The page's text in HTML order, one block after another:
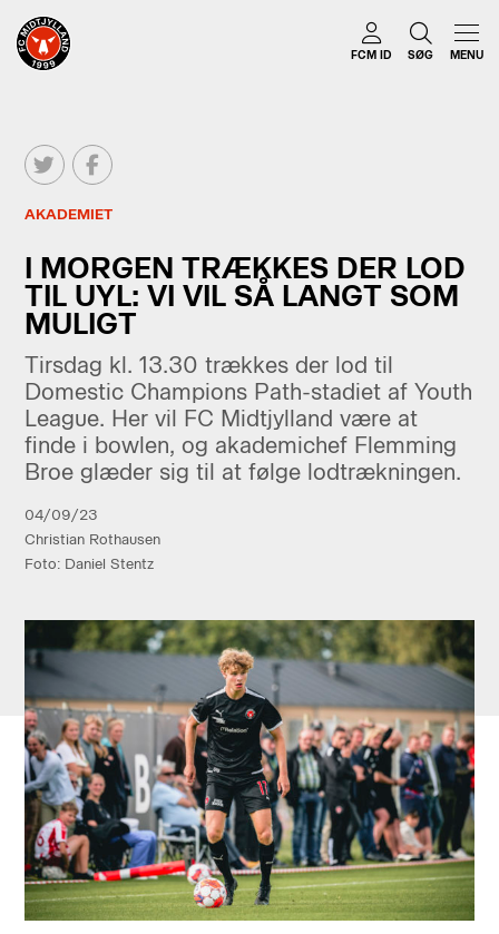
FCM ID SØG MENU
AKADEMIET
I MORGEN TRÆKKES DER LOD
TIL UYL: VI VIL SÅ LANGT SOM
MULIGT
Tirsdag kl. 13.30 trækkes der lod til
Domestic Champions Path-stadiet af Youth
League. Her vil FC Midtjylland være at
finde i bowlen, og akademichef Flemming
Broe glæder sig til at følge lodtrækningen.
04/09/23
Christian Rothausen
Foto: Daniel Stentz